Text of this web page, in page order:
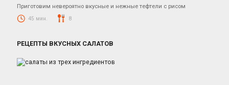
Блюда из смешанного фарша
Приготовим невероятно вкусные и нежные тефтели с рисом
45 мин. 8
РЕЦЕПТЫ ВКУСНЫХ САЛАТОВ